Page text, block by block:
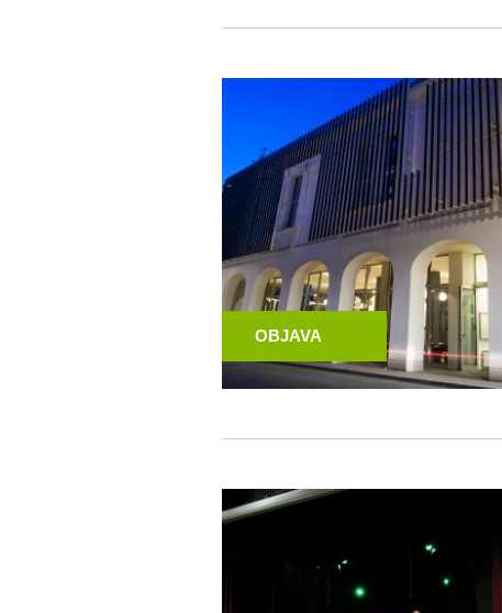
OBJAVA